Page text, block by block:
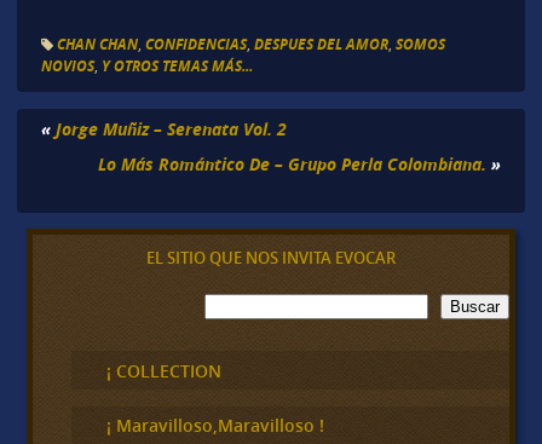
CHAN CHAN, CONFIDENCIAS, DESPUES DEL AMOR, SOMOS
NOVIOS, Y OTROS TEMAS MÁS...
« Jorge Muñiz – Serenata Vol. 2
Lo Más Romántico De – Grupo Perla Colombiana. »
EL SITIO QUE NOS INVITA EVOCAR
B
u
c
a
Buscar
¡ COLLECTION
¡ Maravilloso,Maravilloso !